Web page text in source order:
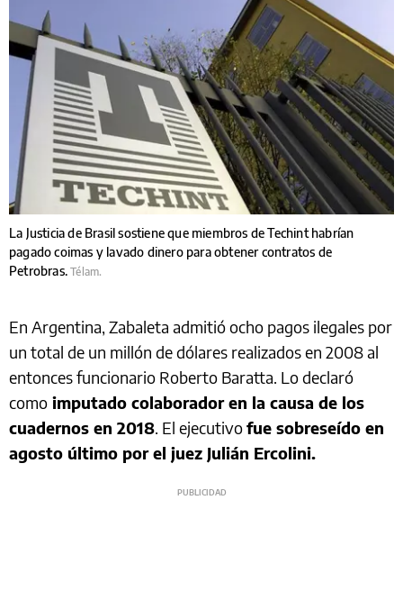
La Justicia de Brasil sostiene que miembros de Techint habrían
pagado coimas y lavado dinero para obtener contratos de
Petrobras.Télam.
En Argentina, Zabaleta admitió ocho pagos ilegales por
un total de un millón de dólares realizados en 2008 al
entonces funcionario Roberto Baratta. Lo declaró
como imputado colaborador en la causa de los
cuadernos en 2018. El ejecutivofue sobreseído en
agosto último por el juez Julián Ercolini.